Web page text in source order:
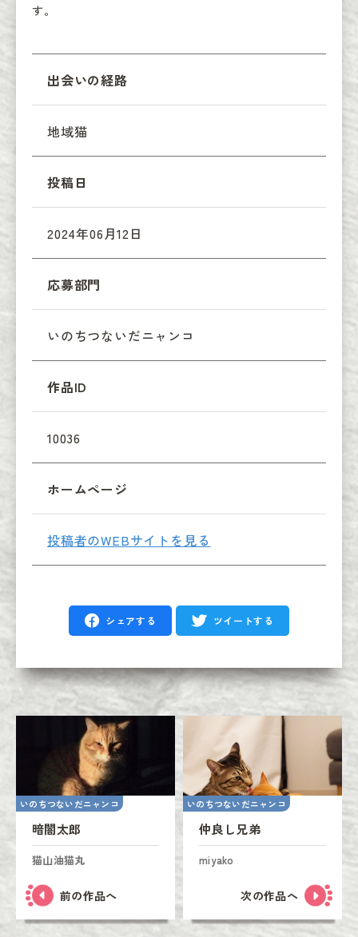
す。
出会いの経路
地域猫
投稿日
2024年06月12日
応募部門
いのちつないだニャンコ
作品ID
10036
ホームページ
投稿者のWEBサイトを見る
シェアする ツイートする
いのちつないだニャンコ
暗闇太郎
猫山油猫丸
前の作品へ
いのちつないだニャンコ
仲良し兄弟
miyako
次の作品へ